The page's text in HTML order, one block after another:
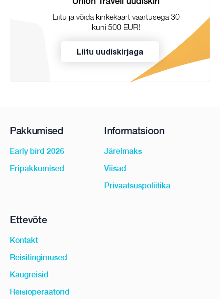
Liitu ja võida kinkekaart väärtusega 30
kuni 500 EUR!
Liitu uudiskirjaga
Pakkumised
Early bird 2026
Eripakkumised
Informatsioon
Järelmaks
Viisad
Privaatsuspoliitika
Ettevõte
Kontakt
Reisitingimused
Kaugreisid
Reisioperaatorid